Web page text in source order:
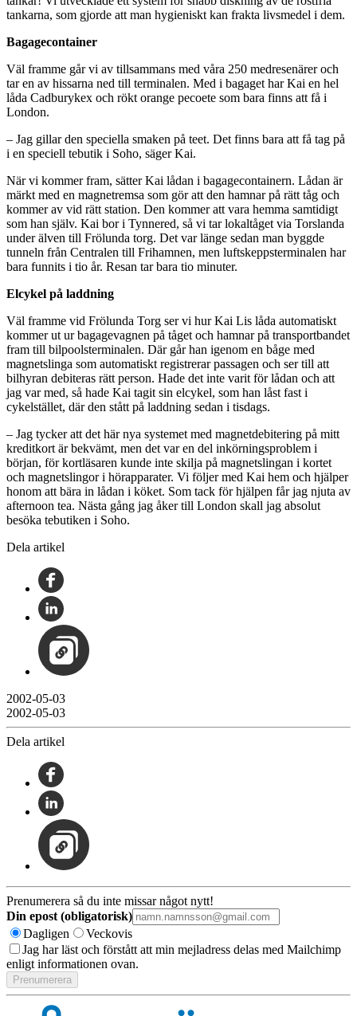
tankarna, som gjorde att man hygieniskt kan frakta livsmedel i dem.
Bagagecontainer
Väl framme går vi av tillsammans med våra 250 medresenärer och
tar en av hissarna ned till terminalen. Med i bagaget har Kai en hel
låda Cadburykex och rökt orange pecoete som bara finns att få i
London.
– Jag gillar den speciella smaken på teet. Det finns bara att få tag på
i en speciell tebutik i Soho, säger Kai.
När vi kommer fram, sätter Kai lådan i bagagecontainern. Lådan är
märkt med en magnetremsa som gör att den hamnar på rätt tåg och
kommer av vid rätt station. Den kommer att vara hemma samtidigt
som han själv. Kai bor i Tynnered, så vi tar lokaltåget via Torslanda
under älven till Frölunda torg. Det var länge sedan man byggde
tunneln från Centralen till Frihamnen, men luftskeppsterminalen har
bara funnits i tio år. Resan tar bara tio minuter.
Elcykel på laddning
Väl framme vid Frölunda Torg ser vi hur Kai Lis låda automatiskt
kommer ut ur bagagevagnen på tåget och hamnar på transportbandet
fram till bilpoolsterminalen. Där går han igenom en båge med
magnetslinga som automatiskt registrerar passagen och ser till att
bilhyran debiteras rätt person. Hade det inte varit för lådan och att
jag var med, så hade Kai tagit sin elcykel, som han låst fast i
cykelstället, där den stått på laddning sedan i tisdags.
– Jag tycker att det här nya systemet med magnetdebitering på mitt
kreditkort är bekvämt, men det var en del inkörningsproblem i
början, för kortläsaren kunde inte skilja på magnetslingan i kortet
och magnetslingor i hörapparater. Vi följer med Kai hem och hjälper
honom att bära in lådan i köket. Som tack för hjälpen får jag njuta av
afternoon tea. Nästa gång jag åker till London skall jag absolut
besöka tebutiken i Soho.
Dela artikel
2002-05-03
2002-05-03
Dela artikel
Prenumerera så du inte missar något nytt!
Din epost (obligatorisk)
Dagligen
Veckovis
Jag har läst och förstått att min mejladress delas med Mailchimp
enligt informationen ovan.